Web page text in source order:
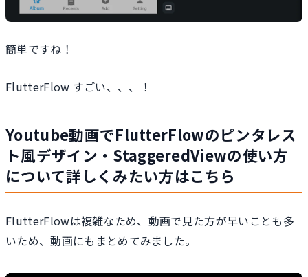
簡単ですね！
FlutterFlow すごい、、、！
Youtube動画でFlutterFlowのピンタレス
ト風デザイン・StaggeredViewの使い方
について詳しくみたい方はこちら
FlutterFlowは複雑なため、動画で見た方が早いことも多
いため、動画にもまとめてみました。